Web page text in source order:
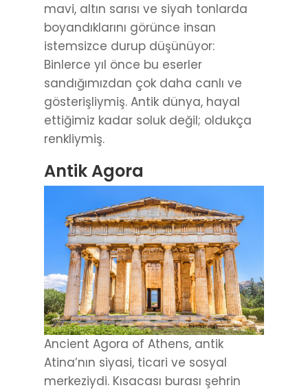
mavi, altın sarısı ve siyah tonlarda
boyandıklarını görünce insan
istemsizce durup düşünüyor:
Binlerce yıl önce bu eserler
sandığımızdan çok daha canlı ve
gösterişliymiş. Antik dünya, hayal
ettiğimiz kadar soluk değil; oldukça
renkliymiş.
Antik Agora
Ancient Agora of Athens, antik
Atina’nın siyasi, ticari ve sosyal
merkeziydi. Kısacası burası şehrin